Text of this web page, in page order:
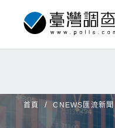
首頁 CNEWS匯流新聞